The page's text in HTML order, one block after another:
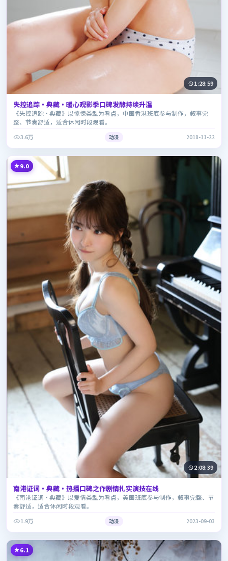
1:28:59
失控追踪·典藏·暖心观影季口碑发酵持续升温
《失控追踪·典藏》以惊悚类型为看点，中国香港班底参与制作，叙事完
整、节奏舒适，适合休闲时段观看。
3.6万
动漫 2018-11-22
9.0
2:08:39
南港证词·典藏·热播口碑之作剧情扎实演技在线
《南港证词·典藏》以爱情类型为看点，美国班底参与制作，叙事完整、节
奏舒适，适合休闲时段观看。
1.9万
动漫 2023-09-03
6.1